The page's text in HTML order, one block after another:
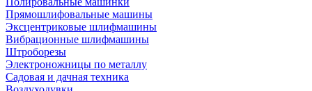
Прямошлифовальные машины
Эксцентриковые шлифмашины
Вибрационные шлифмашины
Штроборезы
Электроножницы по металлу
Садовая и дачная техника